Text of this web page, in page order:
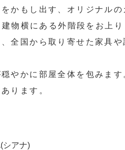
かもし出す、オリジナルの
物横にある外階段をお上り
全国から取り寄せた家具
やかに部屋全体を包みます
ります。
シアナ)